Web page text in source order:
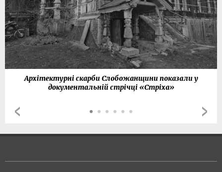
Архітектурні скарби Слобожанщини показали у
документальній стрічці «Стріха»